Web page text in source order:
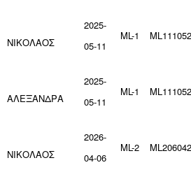
ΝΙΚΟΛΑΟΣ
2025-
05-11
ML-1
ΑΛΕΞΑΝΔΡΑ
2025-
05-11
ML-1
ΝΙΚΟΛΑΟΣ
2026-
04-06
ML-2